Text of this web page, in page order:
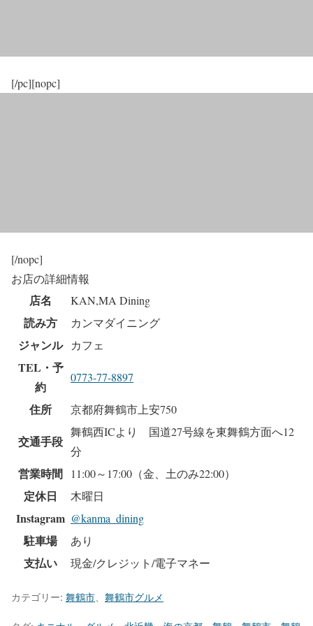
[/pc][nopc]
[/nopc]
お店の詳細情報
店名 KAN,MA Dining
読み方 カンマダイニング
ジャンル カフェ
TEL・予
約
0773-77-8897
住所 京都府舞鶴市上安750
交通手段
舞鶴西ICより 国道27号線を東舞鶴方面へ12
分
営業時間 11:00～17:00（金、土のみ22:00）
定休日 木曜日
Instagram @kanma_dining
駐車場 あり
支払い 現金/クレジット/電子マネー
カテゴリー: 舞鶴市 舞鶴市グルメ